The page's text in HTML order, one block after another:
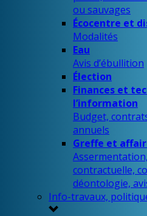
ou sauvages
Écocentre et
Modalités
Eau
Avis d’ébullition
Élection
Finances et
l’information
Budget,
annuels
Greffe et
contractuelle,
déontologie,
Info-travaux,